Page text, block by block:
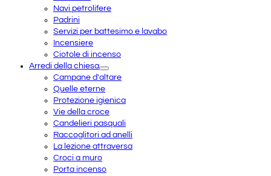
Navi petrolifere
Padrini
Servizi per battesimo e lavabo
Incensiere
Ciotole di incenso
Arredi della chiesa
Campane d'altare
Quelle eterne
Protezione igienica
Vie della croce
Candelieri pasquali
Raccoglitori ad anelli
La lezione attraversa
Croci a muro
Porta incenso